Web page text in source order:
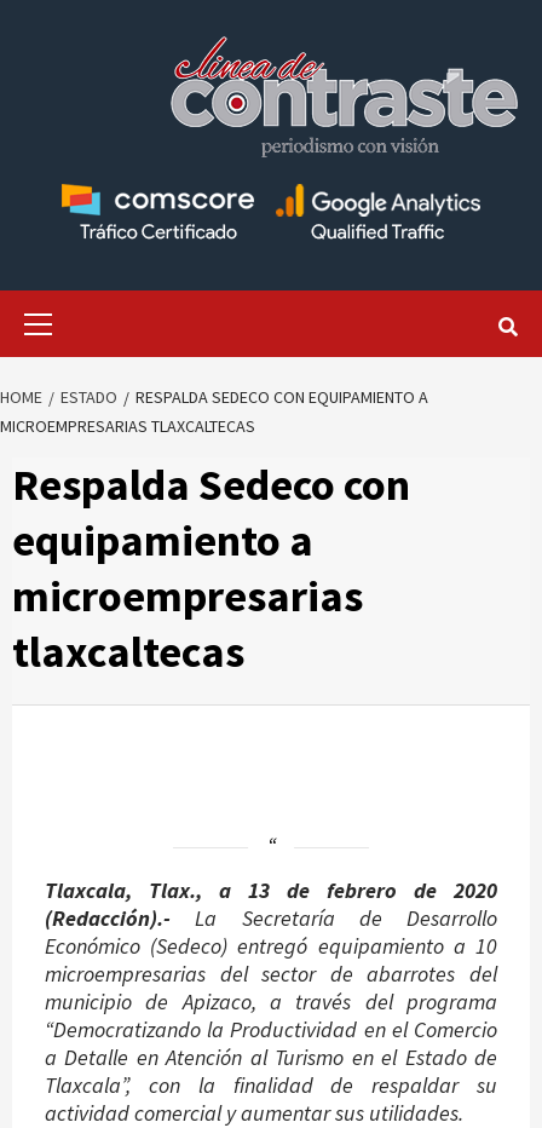
HOME ESTADO
RESPALDA SEDECO CON EQUIPAMIENTO A
MICROEMPRESARIAS TLAXCALTECAS
Respalda Sedeco con
equipamiento a
microempresarias
tlaxcaltecas
Tlaxcala, Tlax., a 13 de febrero de 2020
(Redacción).-La Secretaría de Desarrollo
Económico (Sedeco) entregó equipamiento a 10
microempresarias del sector de abarrotes del
municipio de Apizaco, a través del programa
“Democratizando la Productividad en el Comercio
a Detalle en Atención al Turismo en el Estado de
Tlaxcala”, con la finalidad de respaldar su
actividad comercial y aumentar sus utilidades.